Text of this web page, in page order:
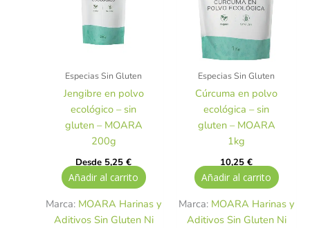
Especias Sin Gluten
Jengibre en polvo
ecológico – sin
gluten – MOARA
200g
Desde 5,25€
Añadir al carrito
Marca: MOARA Harinas y
Aditivos Sin Gluten Ni
Especias Sin Gluten
Cúrcuma en polvo
ecológica – sin
gluten – MOARA
1kg
10,25€
Añadir al carrito
Marca: MOARA Harinas y
Aditivos Sin Gluten Ni